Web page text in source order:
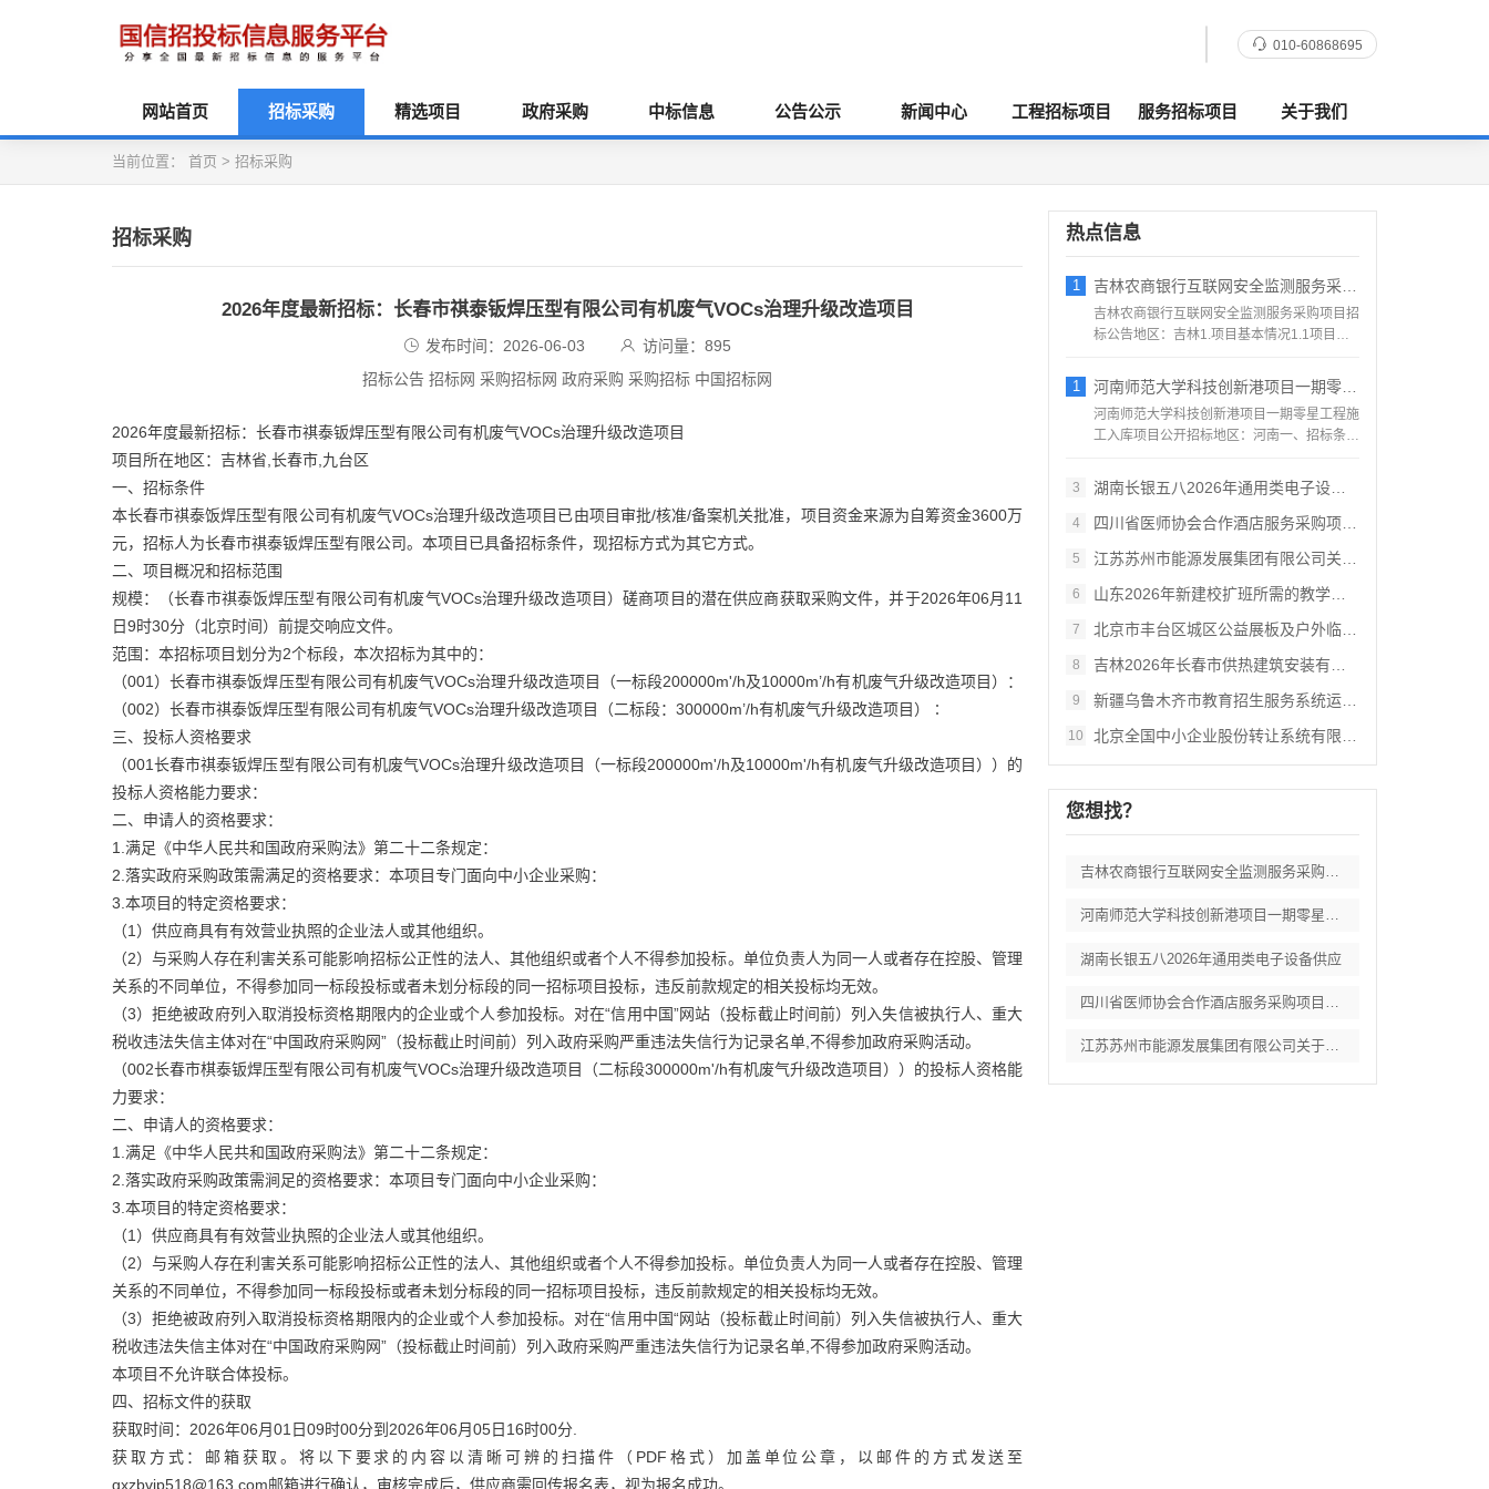
010-60868695
网站首页 招标采购 精选项目 政府采购 中标信息 公告公示 新闻中心 工程招标项目 服务招标项目 关于我们
当前位置： 首页 > 招标采购
招标采购
2026年度最新招标：长春市祺泰钣焊压型有限公司有机废气VOCs治理升级改造项目
发布时间：2026-06-03 访问量：895
招标公告 招标网 采购招标网 政府采购 采购招标 中国招标网
2026年度最新招标：长春市祺泰钣焊压型有限公司有机废气VOCs治理升级改造项目
项目所在地区：吉林省,长春市,九台区
一、招标条件
本长春市祺泰饭焊压型有限公司有机废气VOCs治理升级改造项目已由项目审批/核准/备案机关批准，项目资金来源为自筹资金3600万
元，招标人为长春市祺泰钣焊压型有限公司。本项目已具备招标条件，现招标方式为其它方式。
二、项目概况和招标范围
规模：（长春市祺泰饭焊压型有限公司有机废气VOCs治理升级改造项目）磋商项目的潜在供应商获取采购文件，并于2026年06月11
日9时30分（北京时间）前提交响应文件。
范围：本招标项目划分为2个标段，本次招标为其中的：
（001）长春市祺泰饭焊压型有限公司有机废气VOCs治理升级改造项目（一标段200000m'/h及10000m’/h有机废气升级改造项目）：
（002）长春市祺泰饭焊压型有限公司有机废气VOCs治理升级改造项目（二标段：300000m’/h有机废气升级改造项目）∶
三、投标人资格要求
（001长春市祺泰钣焊压型有限公司有机废气VOCs治理升级改造项目（一标段200000m'/h及10000m'/h有机废气升级改造项目））的
投标人资格能力要求：
二、申请人的资格要求：
1.满足《中华人民共和国政府采购法》第二十二条规定：
2.落实政府采购政策需满足的资格要求：本项目专门面向中小企业采购：
3.本项目的特定资格要求：
（1）供应商具有有效营业执照的企业法人或其他组织。
（2）与采购人存在利害关系可能影响招标公正性的法人、其他组织或者个人不得参加投标。单位负责人为同一人或者存在控股、管理
关系的不同单位，不得参加同一标段投标或者未划分标段的同一招标项目投标，违反前款规定的相关投标均无效。
（3）拒绝被政府列入取消投标资格期限内的企业或个人参加投标。对在“信用中国”网站（投标截止时间前）列入失信被执行人、重大
税收违法失信主体对在“中国政府采购网”（投标截止时间前）列入政府采购严重违法失信行为记录名单,不得参加政府采购活动。
（002长春市棋泰钣焊压型有限公司有机废气VOCs治理升级改造项目（二标段300000m'/h有机废气升级改造项目））的投标人资格能
力要求：
二、申请人的资格要求：
1.满足《中华人民共和国政府采购法》第二十二条规定：
2.落实政府采购政策需涧足的资格要求：本项目专门面向中小企业采购：
3.本项目的特定资格要求：
（1）供应商具有有效营业执照的企业法人或其他组织。
（2）与采购人存在利害关系可能影响招标公正性的法人、其他组织或者个人不得参加投标。单位负责人为同一人或者存在控股、管理
关系的不同单位，不得参加同一标段投标或者未划分标段的同一招标项目投标，违反前款规定的相关投标均无效。
（3）拒绝被政府列入取消投标资格期限内的企业或个人参加投标。对在“信用中国“网站（投标截止时间前）列入失信被执行人、重大
税收违法失信主体对在“中国政府采购网”（投标截止时间前）列入政府采购严重违法失信行为记录名单,不得参加政府采购活动。
本项目不允许联合体投标。
四、招标文件的获取
获取时间：2026年06月01日09时00分到2026年06月05日16时00分.
获取方式：邮箱获取。将以下要求的内容以清晰可辨的扫描件（PDF格式）加盖单位公章，以邮件的方式发送至
gxzbvip518@163.com邮箱进行确认，审核完成后，供应商需回传报名表，视为报名成功。
热点信息
1 吉林农商银行互联网安全监测服务采购项目招
吉林农商银行互联网安全监测服务采购项目招
标公告地区：吉林1.项目基本情况1.1项目编
1 河南师范大学科技创新港项目一期零星工程施
河南师范大学科技创新港项目一期零星工程施
工入库项目公开招标地区：河南一、招标条件
3
湖南长银五八2026年通用类电子设备供应
4 四川省医师协会合作酒店服务采购项目竞争性
5 江苏苏州市能源发展集团有限公司关于常规燃
6 山东2026年新建校扩班所需的教学及办公
7 北京市丰台区城区公益展板及户外临时展览装
8 吉林2026年长春市供热建筑安装有限责任
9 新疆乌鲁木齐市教育招生服务系统运维服务项
10 北京全国中小企业股份转让系统有限责任公司
您想找？
吉林农商银行互联网安全监测服务采购项目招
河南师范大学科技创新港项目一期零星工程施
湖南长银五八2026年通用类电子设备供应
四川省医师协会合作酒店服务采购项目竞争性
江苏苏州市能源发展集团有限公司关于常规燃